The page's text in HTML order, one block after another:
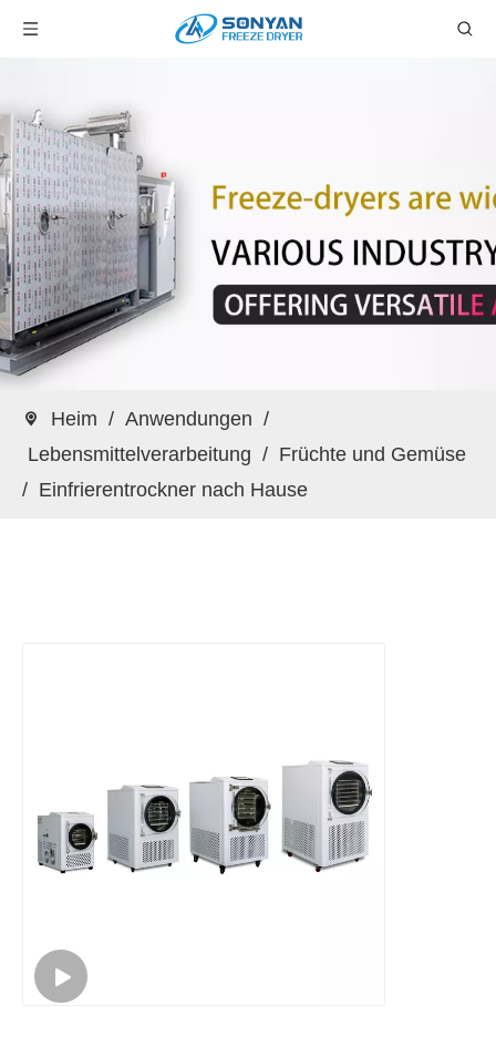
Heim / Anwendungen /
Lebensmittelverarbeitung / Früchte und Gemüse
/ Einfrierentrockner nach Hause